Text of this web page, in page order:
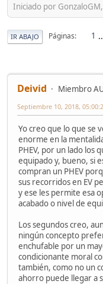
Iniciado por
IR ABAJO Páginas 1
Deivid
Miembro
Septiembre 10, 2018,
Yo creo que lo que se
enorme en la
PHEV, por un lado los
equipado y, bueno, si
compran un PHEV
sus recorridos en EV
y ese les permite esa
acabado o nivel de
Los segundos creo,
ningún concepto
enchufable por un
condicionante moral
también, como no un
ahorro puede llegar a